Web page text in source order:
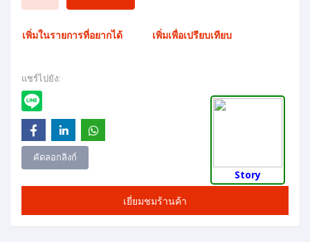
เพิ่มในรายการที่อยากได้ เพิ่มเพื่อเปรียบเทียบ
แชร์ไปยัง:
คัดลอกลิงก์
เยี่ยมชมร้านค้า
Story